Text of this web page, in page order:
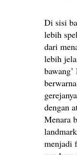
Di sisi
lebih
dari
lebih
dengan
Menara
menjadi